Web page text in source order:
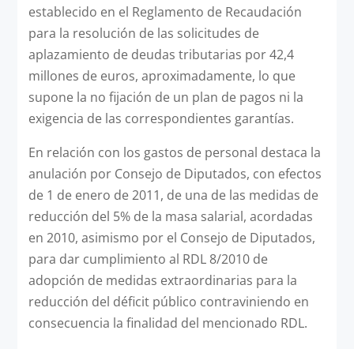
establecido en el Reglamento de Recaudación
para la resolución de las solicitudes de
aplazamiento de deudas tributarias por 42,4
millones de euros, aproximadamente, lo que
supone la no fijación de un plan de pagos ni la
exigencia de las correspondientes garantías.
En relación con los gastos de personal destaca la
anulación por Consejo de Diputados, con efectos
de 1 de enero de 2011, de una de las medidas de
reducción del 5% de la masa salarial, acordadas
en 2010, asimismo por el Consejo de Diputados,
para dar cumplimiento al RDL 8/2010 de
adopción de medidas extraordinarias para la
reducción del déficit público contraviniendo en
consecuencia la finalidad del mencionado RDL.